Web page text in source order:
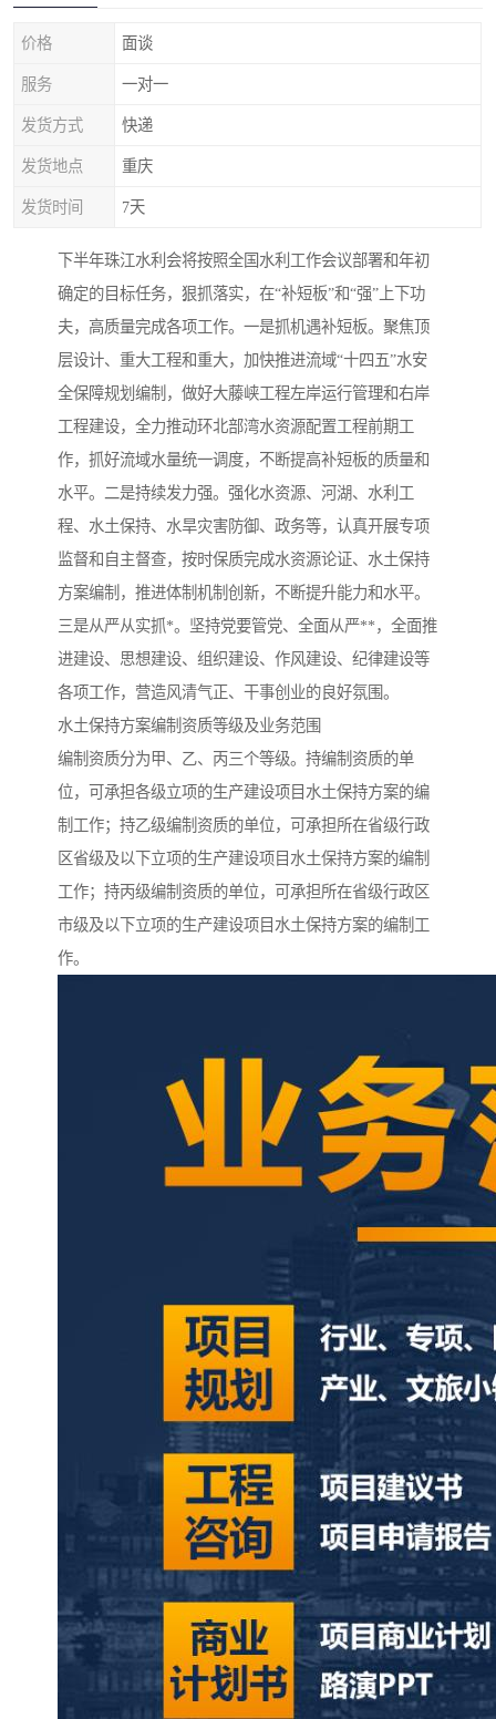
价格 面谈
服务 一对一
发货方式 快递
发货地点 重庆
发货时间 7天
下半年珠江水利会将按照全国水利工作会议部署和年初
确定的目标任务，狠抓落实，在“补短板”和“强”上下功
夫，高质量完成各项工作。一是抓机遇补短板。聚焦顶
层设计、重大工程和重大，加快推进流域“十四五”水安
全保障规划编制，做好大藤峡工程左岸运行管理和右岸
工程建设，全力推动环北部湾水资源配置工程前期工
作，抓好流域水量统一调度，不断提高补短板的质量和
水平。二是持续发力强。强化水资源、河湖、水利工
程、水土保持、水旱灾害防御、政务等，认真开展专项
监督和自主督查，按时保质完成水资源论证、水土保持
方案编制，推进体制机制创新，不断提升能力和水平。
三是从严从实抓*。坚持党要管党、全面从严**，全面推
进建设、思想建设、组织建设、作风建设、纪律建设等
各项工作，营造风清气正、干事创业的良好氛围。
水土保持方案编制资质等级及业务范围
编制资质分为甲、乙、丙三个等级。持编制资质的单
位，可承担各级立项的生产建设项目水土保持方案的编
制工作；持乙级编制资质的单位，可承担所在省级行政
区省级及以下立项的生产建设项目水土保持方案的编制
工作；持丙级编制资质的单位，可承担所在省级行政区
市级及以下立项的生产建设项目水土保持方案的编制工
作。